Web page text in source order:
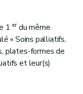
1 erdu même
« Soins palliatifs,
plates-formes de
et leur(s)